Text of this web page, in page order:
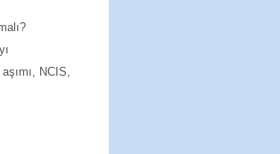
NCIS,